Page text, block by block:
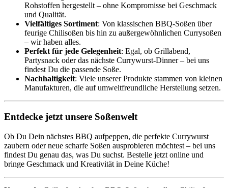
Rohstoffen hergestellt – ohne Kompromisse bei Geschmack
und Qualität.
Vielfältiges Sortiment: Von klassischen BBQ-Soßen über
feurige Chilisoßen bis hin zu außergewöhnlichen Currysoßen
– wir haben alles.
Perfekt für jede Gelegenheit: Egal, ob Grillabend,
Partysnack oder das nächste Currywurst-Dinner – bei uns
findest Du die passende Soße.
Nachhaltigkeit: Viele unserer Produkte stammen von kleinen
Manufakturen, die auf umweltfreundliche Herstellung setzen.
Entdecke jetzt unsere Soßenwelt
Ob Du Dein nächstes BBQ aufpeppen, die perfekte Currywurst
zaubern oder neue scharfe Soßen ausprobieren möchtest – bei uns
findest Du genau das, was Du suchst. Bestelle jetzt online und
bringe Geschmack und Kreativität in Deine Küche!